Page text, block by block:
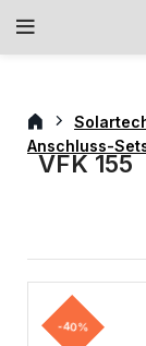
Anschluss-
VFK 155
-40%